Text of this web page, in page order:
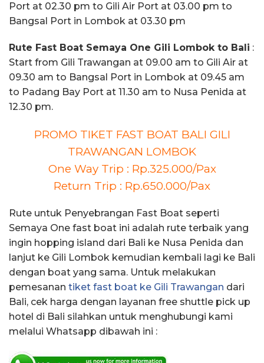
Port at 02.30 pm to Gili Air Port at 03.00 pm to
Bangsal Port in Lombok at 03.30 pm
Rute Fast Boat Semaya One Gili Lombok to Bali :
Start from Gili Trawangan at 09.00 am to Gili Air at
09.30 am to Bangsal Port in Lombok at 09.45 am
to Padang Bay Port at 11.30 am to Nusa Penida at
12.30 pm.
PROMO TIKET FAST BOAT BALI GILI
TRAWANGAN LOMBOK
One Way Trip : Rp.325.000/Pax
Return Trip : Rp.650.000/Pax
Rute untuk Penyebrangan Fast Boat seperti
Semaya One fast boat ini adalah rute terbaik yang
ingin hopping island dari Bali ke Nusa Penida dan
lanjut ke Gili Lombok kemudian kembali lagi ke Bali
dengan boat yang sama. Untuk melakukan
pemesanan tiket fast boat ke Gili Trawangan dari
Bali, cek harga dengan layanan free shuttle pick up
hotel di Bali silahkan untuk menghubungi kami
melalui Whatsapp dibawah ini :